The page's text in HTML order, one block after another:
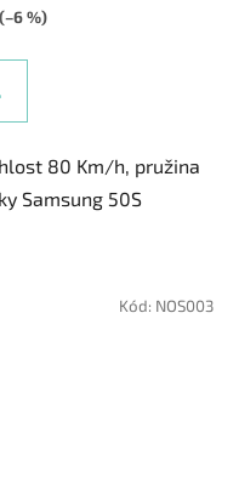
(–6 %)
80 Km/h, pružina
Samsung 50S
Kód: NOS003